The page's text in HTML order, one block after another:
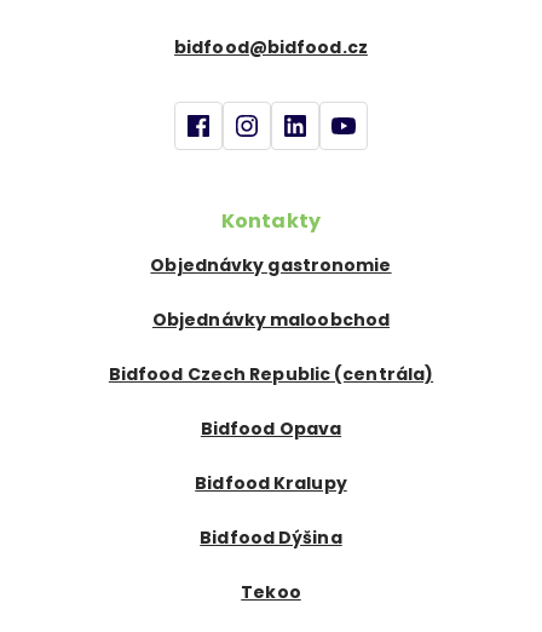
bidfood@bidfood.cz
Kontakty
Objednávky gastronomie
Objednávky maloobchod
Bidfood Czech Republic (centrála)
Bidfood Opava
Bidfood Kralupy
Bidfood Dýšina
Tekoo